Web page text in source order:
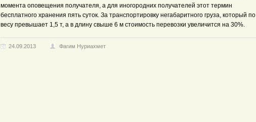
момента оповещения получателя, а для иногородних получателей этот термин
бесплатного хранения пять суток. За транспортировку негабаритного груза, который по
весу превышает 1,5 т, а в длину свыше 6 м стоимость перевозки увеличится на 30%.
24.09.2013 Фагим Нуриахмет